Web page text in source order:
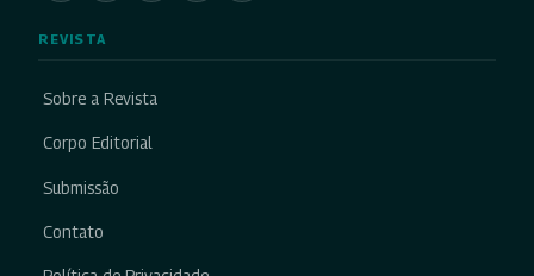
REVISTA
Sobre a Revista
Corpo Editorial
Submissão
Contato